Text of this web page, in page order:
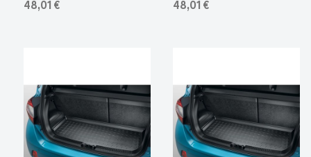
48,01 €
48,01 €